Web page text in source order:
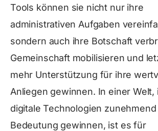
Tools können sie nicht nur ihre
administrativen Aufgaben
sondern auch ihre Botschaft
Gemeinschaft mobilisieren und
mehr Unterstützung für ihre
Anliegen gewinnen. In einer Welt,
digitale Technologien zunehmend
Bedeutung gewinnen, ist es für